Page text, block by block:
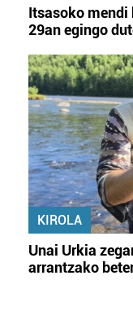
Itsasoko
29an egingo
KIROLA
Unai Urkia
arrantzako